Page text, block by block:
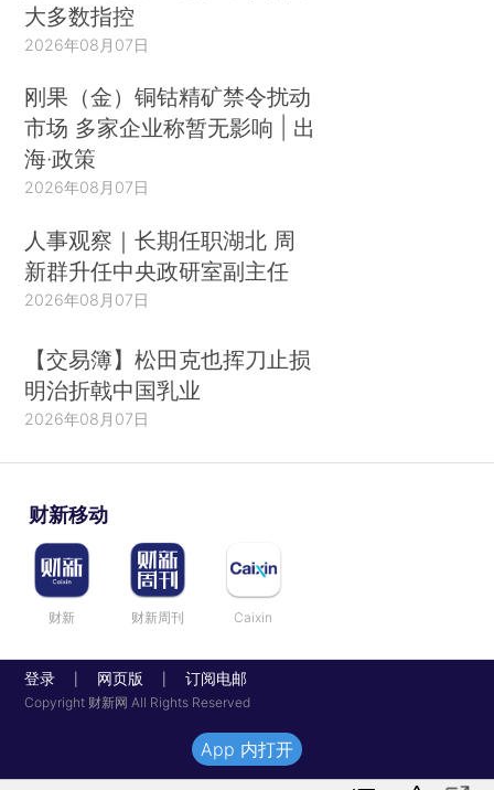
大多数指控
2026年08月07日
刚果（金）铜钴精矿禁令扰动
市场 多家企业称暂无影响 | 出
海·政策
2026年08月07日
人事观察｜长期任职湖北 周
新群升任中央政研室副主任
2026年08月07日
【交易簿】松田克也挥刀止损
明治折戟中国乳业
2026年08月07日
财新移动
财新 财新周刊 Caixin
登录 网页版 订阅电邮
Copyright 财新网 All Rights Reserved
App 内打开